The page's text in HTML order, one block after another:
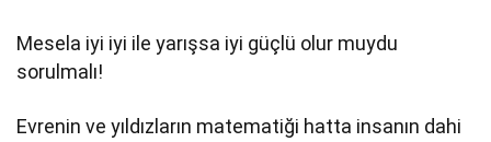
Mesela iyi iyi ile yarışsa iyi güçlü olur muydu
sorulmalı!
Evrenin ve yıldızların matematiği hatta insanın dahi